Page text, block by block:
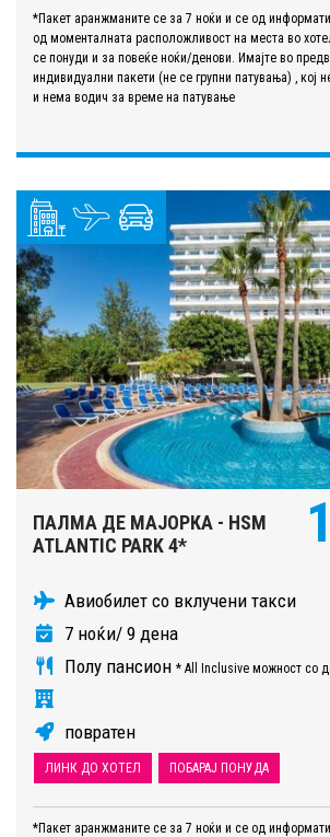
*Пакет аранжманите се за 7 ноќи и се од
од моменталната расположливост на места во
се понуди и за повеќе ноќи/денови. Имајте во
индивидуални пакети (не се групни патувања) , кој
и нема водич за време на патување
ПАЛМА ДЕ МАЈОРКА - HSM
ATLANTIC PARK 4*
Авиобилет со вклучени такси
7 ноќи/ 9 дена
Полу пансион * All Inclusive можност со
повратен
ЛИНК ДО ХОТЕЛ ПОБАРАЈ ПОНУДА
*Пакет аранжманите се за 7 ноќи и се од